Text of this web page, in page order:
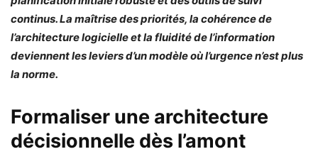
continus. La maîtrise des priorités, la cohérence de
l’architecture logicielle et la fluidité de l’information
deviennent les leviers d’un modèle où l’urgence n’est plus
la norme.
Formaliser une architecture
décisionnelle dès l’amont